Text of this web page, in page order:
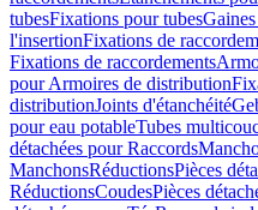
tubesFixations pour tubes
l'insertionFixations de
Fixations de raccordements
pour Armoires de distribution
distributionJoints d'étanchéité
pour eau potableTubes
détachées pour Raccords
ManchonsRéductionsPièces
RéductionsCoudesPièces